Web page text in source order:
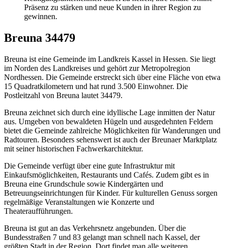
Präsenz zu stärken und neue Kunden in ihrer Region zu
gewinnen.
Breuna 34479
Breuna ist eine Gemeinde im Landkreis Kassel in Hessen. Sie liegt
im Norden des Landkreises und gehört zur Metropolregion
Nordhessen. Die Gemeinde erstreckt sich über eine Fläche von etwa
15 Quadratkilometern und hat rund 3.500 Einwohner. Die
Postleitzahl von Breuna lautet 34479.
Breuna zeichnet sich durch eine idyllische Lage inmitten der Natur
aus. Umgeben von bewaldeten Hügeln und ausgedehnten Feldern
bietet die Gemeinde zahlreiche Möglichkeiten für Wanderungen und
Radtouren. Besonders sehenswert ist auch der Breunaer Marktplatz
mit seiner historischen Fachwerkarchitektur.
Die Gemeinde verfügt über eine gute Infrastruktur mit
Einkaufsmöglichkeiten, Restaurants und Cafés. Zudem gibt es in
Breuna eine Grundschule sowie Kindergärten und
Betreuungseinrichtungen für Kinder. Für kulturellen Genuss sorgen
regelmäßige Veranstaltungen wie Konzerte und
Theateraufführungen.
Breuna ist gut an das Verkehrsnetz angebunden. Über die
Bundesstraßen 7 und 83 gelangt man schnell nach Kassel, der
größten Stadt in der Region. Dort findet man alle weiteren